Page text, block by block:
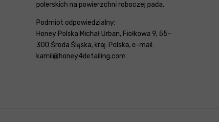
polerskich na powierzchni roboczej pada.
Podmiot odpowiedzialny:
Honey Polska Michał Urban, Fiołkowa 9, 55-
300 Środa Śląska, kraj: Polska, e-mail:
kamil@honey4detailing.com